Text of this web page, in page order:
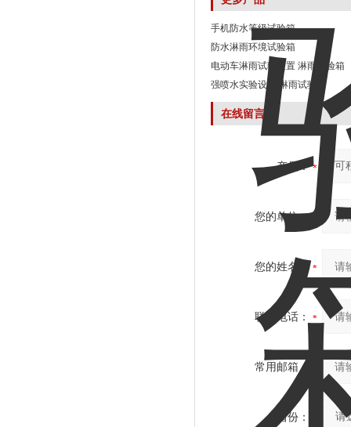
手机防水等级试验箱
防水淋雨环境试验箱
电动车淋雨试验装置 淋雨试验箱
强喷水实验设备 淋雨试验箱
在线留言
产品：
您的单位：
您的姓名：
联系电话：
常用邮箱：
省份：